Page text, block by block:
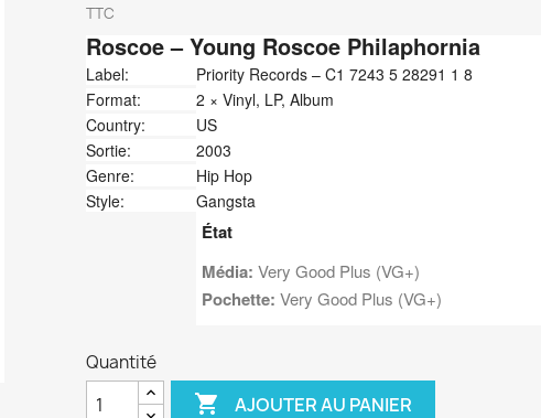
TTC
Roscoe‎– Young Roscoe Philaphornia
Label:
Priority Records ‎– C1 7243 5 28291 1 8
Format:
2 × Vinyl, LP, Album
Country:
US
Sortie:
2003
Genre:
Hip Hop
Style:
Gangsta
État
Média: Very Good Plus (VG+)
Pochette: Very Good Plus (VG+)
Quantité
 AJOUTER AU PANIER